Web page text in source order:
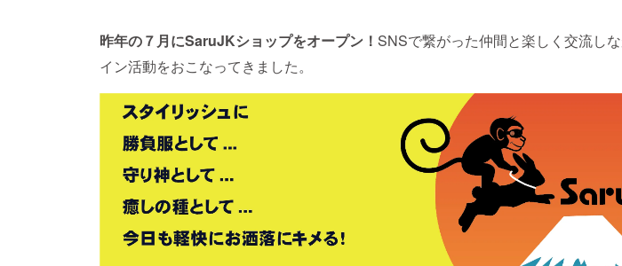
昨年の７月にSaruJKショップをオープン！ SNSで繋がった仲間と楽しく交流し
イン活動をおこなってきました。